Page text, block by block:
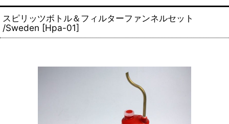
スピリッツボトル＆フィルターファンネルセット
/Sweden [Hpa-01]